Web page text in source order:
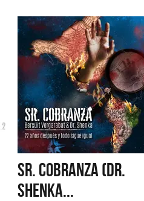
SR. COBRANZA (DR.
SHENKA...